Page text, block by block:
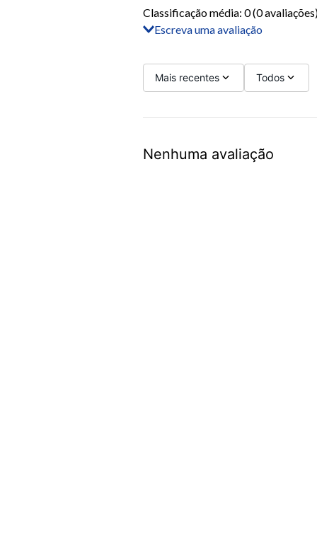
Classificação média: 0(0
Escreva uma avaliação
Título
Avalie o produto de 1 a 5 estrelas
Seu nome
Mais recentes Todos
Nenhuma avaliação